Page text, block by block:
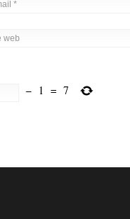
− 1 = 7